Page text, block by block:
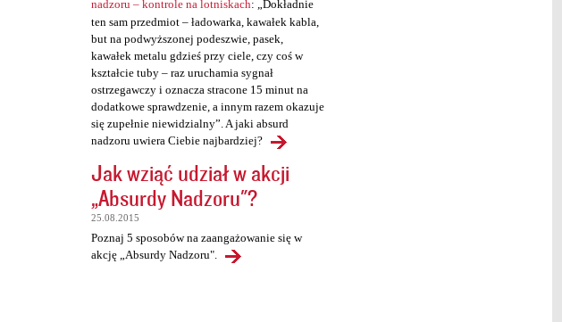
nadzoru – kontrole na lotniskach: „Dokładnie
ten sam przedmiot – ładowarka, kawałek kabla,
but na podwyższonej podeszwie, pasek,
kawałek metalu gdzieś przy ciele, czy coś w
kształcie tuby – raz uruchamia sygnał
ostrzegawczy i oznacza stracone 15 minut na
dodatkowe sprawdzenie, a innym razem okazuje
się zupełnie niewidzialny”. A jaki absurd
nadzoru uwiera Ciebie najbardziej?
Jak wziąć udział w akcji
„Absurdy Nadzoru"?
25.08.2015
Poznaj 5 sposobów na zaangażowanie się w
akcję „Absurdy Nadzoru".